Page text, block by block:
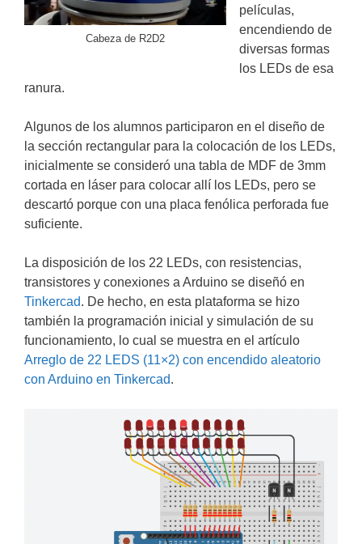
Cabeza de R2D2
películas,
encendiendo de
diversas formas
los LEDs de esa
ranura.
Algunos de los alumnos participaron en el diseño de
la sección rectangular para la colocación de los LEDs,
inicialmente se consideró una tabla de MDF de 3mm
cortada en láser para colocar allí los LEDs, pero se
descartó porque con una placa fenólica perforada fue
suficiente.
La disposición de los 22 LEDs, con resistencias,
transistores y conexiones a Arduino se diseñó en
Tinkercad. De hecho, en esta plataforma se hizo
también la programación inicial y simulación de su
funcionamiento, lo cual se muestra en el artículo
Arreglo de 22 LEDS (11×2) con encendido aleatorio
con Arduino en Tinkercad.